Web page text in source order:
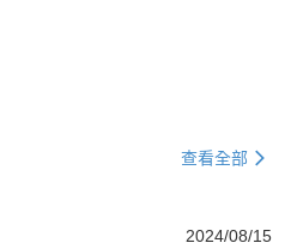
查看全部
2024/08/15